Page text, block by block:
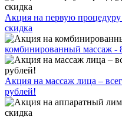
Акция на первую
скидка
комбинированный массаж -
Акция на массаж лица –
рублей!